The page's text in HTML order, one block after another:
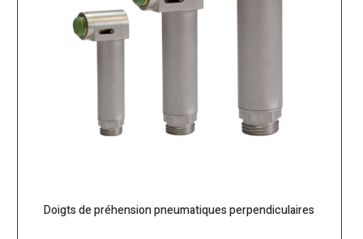
Doigts de préhension pneumatiques perpendiculaires